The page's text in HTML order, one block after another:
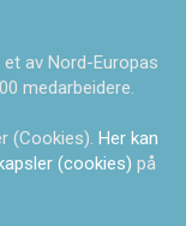
av Nord-Europas
medarbeidere.
(Cookies). Her kan
(cookies) på